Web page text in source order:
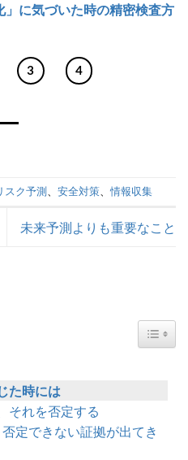
」に気づいた時の精密検査方
3 4
スク予測 安全対策 、情報収集
未来予測よりも重要なこと
た時には
それを否定する
定できない証拠が出てき